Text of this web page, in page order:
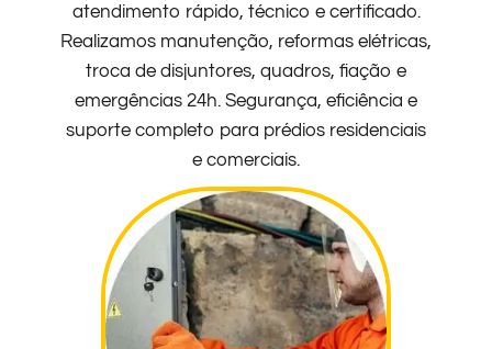
atendimento rápido, técnico e certificado.
Realizamos manutenção, reformas elétricas,
troca de disjuntores, quadros, fiação e
emergências 24h. Segurança, eficiência e
suporte completo para prédios residenciais
e comerciais.